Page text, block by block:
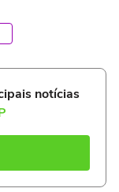
notícias